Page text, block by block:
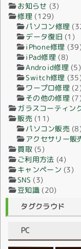
お知らせ (3)
修理 (129)
パソコン修理
データ復旧 (1)
iPhone修理
iPad修理 (8)
Android修理 (5)
Switch修理
ワープロ修理
その他の修理
ガラスコーティン
販売(11)
パソコン販売
アクセサリー販
買取(5)
ご利用方法 (4)
キャンペーン (3)
SNS (3)
豆知識 (20)
タグクラウド
PC